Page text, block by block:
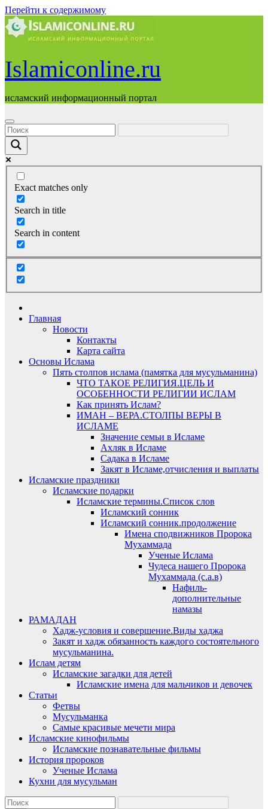
Перейти к содержимому
Islamiconline.ru
исламский информационный портал
Exact matches only
Search in title
Search in content
Главная
Новости
Контакты
Карта сайта
Основы Ислама
Пять столпов ислама (памятка для мусульманина)
ЧТО ТАКОЕ РЕЛИГИЯ.ЦЕЛЬ И
ОСОБЕННОСТИ РЕЛИГИИ ИСЛАМ
Как принять Ислам?
ИМАН – ВЕРА.СТОЛПЫ ВЕРЫ В
ИСЛАМЕ
Значение семьи в Исламе
Ахляк в Исламе
Садака в Исламе
Закят в Исламе,отчисления и выплаты
Исламские праздники
Исламские подарки
Исламские термины.Список слов
Исламский сонник
Исламский сонник.продолжение
Имена сподвижников Пророка
Мухаммада
Ученые Ислама
Чудеса нашего Пророка
Мухаммада (с.а.в)
Нафиль-
дополнительные
намазы
РАМАДАН
Хадж-условия и совершение.Виды хаджа
Закят и хадж обязанность каждого состоятельного
мусульманина.
Ислам детям
Исламские загадки для детей
Исламские имена для мальчиков и девочек
Статьи
Фетвы
Мусульманка
Самые красивые мечети мира
Исламские кинофильмы
Исламские познавательные фильмы
История пророков
Ученые Ислама
Кухни для мусульман